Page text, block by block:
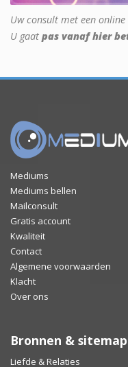
Uw consult met een
U gaat pas vanaf hier
Mediums
Mediums bellen
Mailconsult
Gratis account
Kwaliteit
Contact
Algemene voorwaarden
Klacht
Over ons
Bronnen & sitemap
Liefde & Relaties